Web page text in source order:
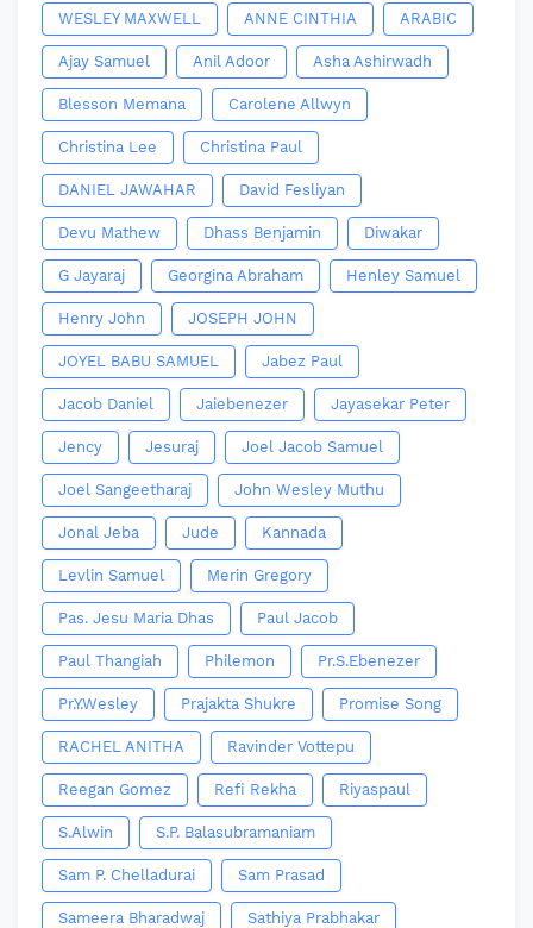
WESLEY MAXWELL ANNE CINTHIA ARABIC
Ajay Samuel Anil Adoor Asha Ashirwadh
Blesson Memana Carolene Allwyn
Christina Lee Christina Paul
DANIEL JAWAHAR David Fesliyan
Devu Mathew Dhass Benjamin Diwakar
G Jayaraj Georgina Abraham Henley Samuel
Henry John JOSEPH JOHN
JOYEL BABU SAMUEL Jabez Paul
Jacob Daniel Jaiebenezer Jayasekar Peter
Jency Jesuraj Joel Jacob Samuel
Joel Sangeetharaj John Wesley Muthu
Jonal Jeba Jude Kannada
Levlin Samuel Merin Gregory
Pas. Jesu Maria Dhas Paul Jacob
Paul Thangiah Philemon Pr.S.Ebenezer
Pr.Y.Wesley Prajakta Shukre Promise Song
RACHEL ANITHA Ravinder Vottepu
Reegan Gomez Refi Rekha Riyaspaul
S.Alwin S.P. Balasubramaniam
Sam P. Chelladurai Sam Prasad
Sameera Bharadwaj Sathiya Prabhakar